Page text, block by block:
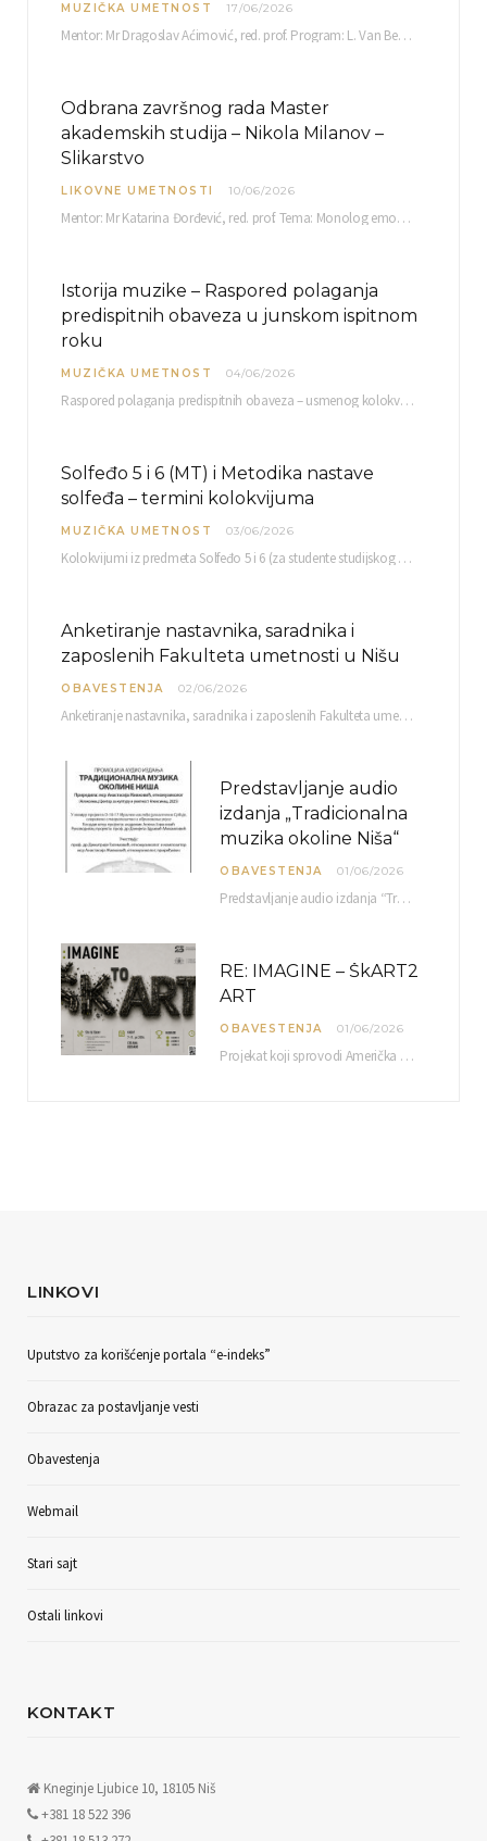
MUZIČKA UMETNOST 17/06/2026
Mentor: Mr Dragoslav Aćimović, red. prof. Program: L. Van Betoven: Sonata op. 31 br. 2 u…
Odbrana završnog rada Master
akademskih studija – Nikola Milanov –
Slikarstvo
LIKOVNE UMETNOSTI 10/06/2026
Mentor: Mr Katarina Đorđević, red. prof. Tema: Monolog emocija Sreda, 17. 06. 2026. u 15:30 sati Sala br. 12 Fakulteta umetnosti u Nišu, Kneginje…
Istorija muzike – Raspored polaganja
predispitnih obaveza u junskom ispitnom
roku
MUZIČKA UMETNOST 04/06/2026
Raspored polaganja predispitnih obaveza – usmenog kolokvijuma i testa iz slušanja muzike – objavljen je…
Solfeđo 5 i 6 (MT) i Metodika nastave
solfeđa – termini kolokvijuma
MUZIČKA UMETNOST 03/06/2026
Kolokvijumi iz predmeta Solfeđo 5 i 6 (za studente studijskog programa Muzička teorija) i Metodika…
Anketiranje nastavnika, saradnika i
zaposlenih Fakulteta umetnosti u Nišu
OBAVESTENJA 02/06/2026
Anketiranje nastavnika, saradnika i zaposlenih Fakulteta umetnosti u Nišu radi sačinjavanja Izveštaja o samovrednovanju biće…
Predstavljanje audio
izdanja „Tradicionalna
muzika okoline Niša“
OBAVESTENJA 01/06/2026
Predstavljanje audio izdanja “Tradicionalna muzika okoline Niša” organizuje se u okviru projekta O-10-17 Muzičko nasleđe jugoistočne…
RE: IMAGINE – ŠkART2
ART
OBAVESTENJA 01/06/2026
Projekat koji sprovodi Američka privredna komora uz podrŝku kompanije Philip Morris International, sa ciljem povezivanja…
LINKOVI
Uputstvo za korišćenje portala “e-indeks”
Obrazac za postavljanje vesti
Obavestenja
Webmail
Stari sajt
Ostali linkovi
KONTAKT
Kneginje Ljubice 10, 18105 Niš
+381 18 522 396